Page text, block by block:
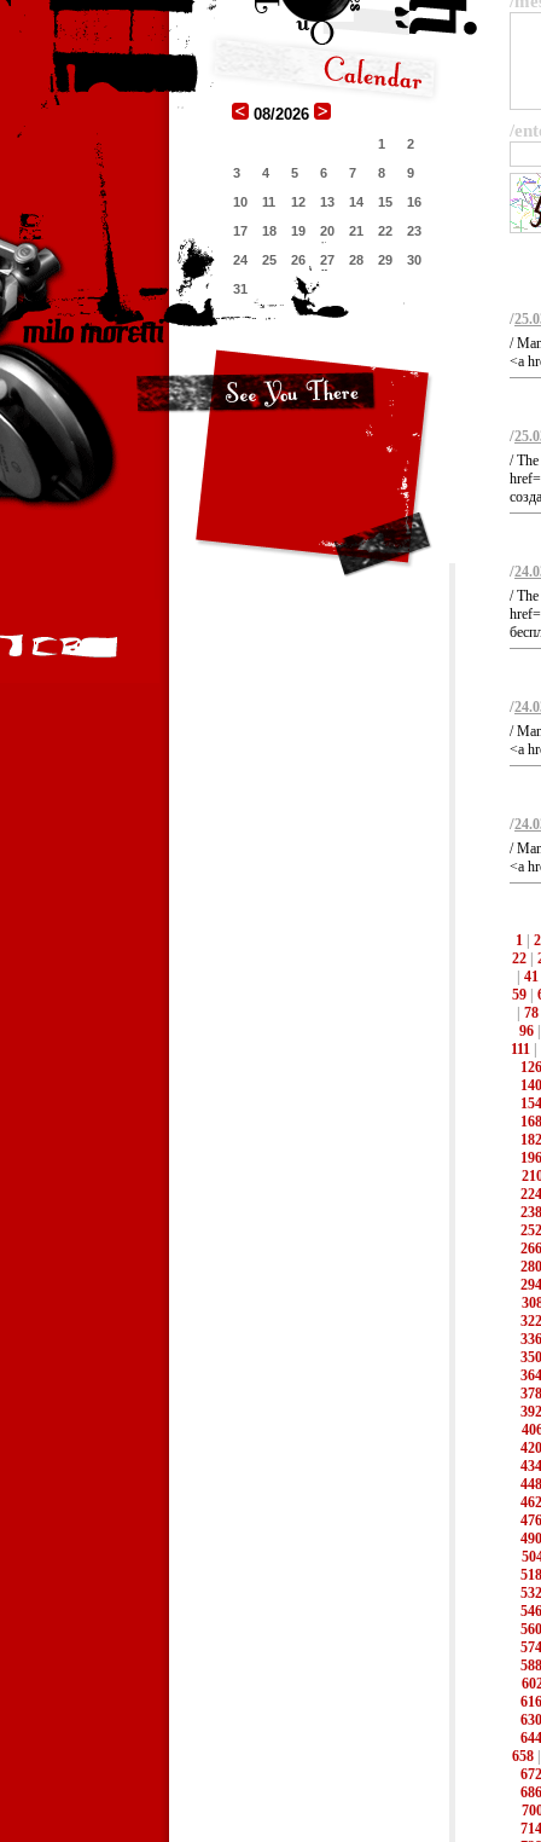
08/2026
1
2
3
4 5 6 7 8
9
10
11 12 13 14 15
16
17
18 19 20 21 22
23
24
25 26 27 28 29
30
31
/
/
/
<a
/
/
/
/
/
/
<a
/
/
<a
1
2
22|
41
59|
78
96
111|
126
140
154
168
182
196
224
238
252
266
280
294
322
336
350
364
378
392
420
434
448
462
476
490
518
532
546
560
574
588
616
630
644
658
672
686
714